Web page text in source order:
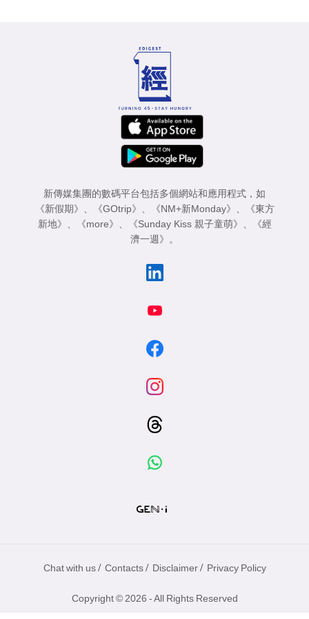
新傳媒集團的數碼平台包括多個網站和應用程式，如
《新假期》 、 《GOtrip》 、 《NM+新Monday》 、
《東方
新地》 、 《more》 、 《Sunday Kiss 親子童萌》 、
《經
濟一週》 。
Chat with us / Contacts / Disclaimer / Privacy Policy
Copyright © 2026 - All Rights Reserved